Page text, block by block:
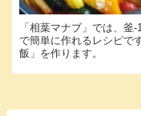
「相葉マナブ」では、
で簡単に作れるレシピで
飯」を作ります。